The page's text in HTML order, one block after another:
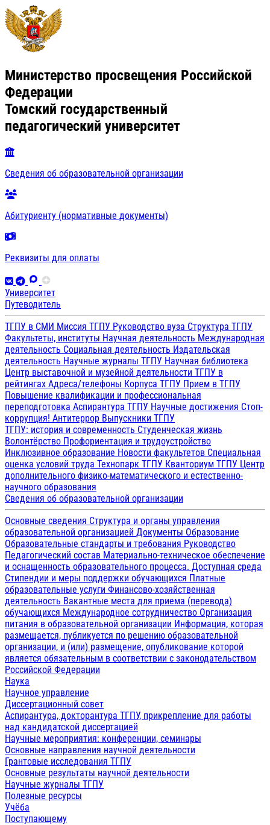
Министерство просвещения Российской
Федерации
Томский государственный
педагогический университет
Сведения об образовательной организации
Абитуриенту (нормативные документы)
Реквизиты для оплаты
Университет
Путеводитель
ТГПУ в СМИ Миссия ТГПУ Руководство вуза Структура ТГПУ
Факультеты, институты Научная деятельность Международная
деятельность Социальная деятельность Издательская
деятельность Научные журналы ТГПУ Научная библиотека
Центр выставочной и музейной деятельности ТГПУ в
рейтингах Адреса/телефоны Корпуса ТГПУ Прием в ТГПУ
Повышение квалификации и профессиональная
переподготовка Аспирантура ТГПУ Научные достижения Стоп-
коррупция! Антитеррор Выпускники ТГПУ
ТГПУ: история и современность Студенческая жизнь
Волонтёрство Профориентация и трудоустройство
Инклюзивное образование Новости факультетов Специальная
оценка условий труда Технопарк ТГПУ Кванториум ТГПУ Центр
дополнительного физико-математического и естественно-
научного образования
Сведения об образовательной организации
Основные сведения Структура и органы управления
образовательной организацией Документы Образование
Образовательные стандарты и требования Руководство
Педагогический состав Материально-техническое обеспечение
и оснащенность образовательного процесса. Доступная среда
Стипендии и меры поддержки обучающихся Платные
образовательные услуги Финансово-хозяйственная
деятельность Вакантные места для приема (перевода)
обучающихся Международное сотрудничество Организация
питания в образовательной организации Информация, которая
размещается, публикуется по решению образовательной
организации, и (или) размещение, опубликование которой
является обязательным в соответствии с законодательством
Российской Федерации
Наука
Научное управление
Диссертационный совет
Аспирантура, докторантура ТГПУ, прикрепление для работы
над кандидатской диссертацией
Научные мероприятия: конференции, семинары
Основные направления научной деятельности
Грантовые исследования ТГПУ
Основные результаты научной деятельности
Научные журналы ТГПУ
Полезные ресурсы
Учёба
Поступающему